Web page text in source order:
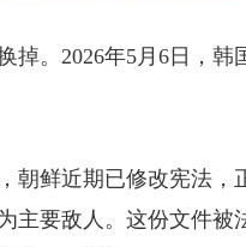
掉。2026年5月6日，
朝鲜近期已修改宪法
主要敌人。这份文件